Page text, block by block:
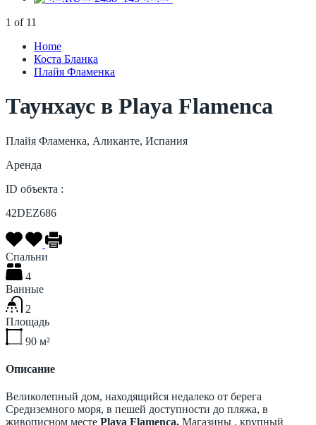
1 of 11
Home
Коста Бланка
Плайя Фламенка
Таунхаус в Playa Flamenca
Плайя Фламенка, Аликанте, Испания
Аренда
ID объекта :
42DEZ686
Спальни
4
Ванные
2
Площадь
90 м²
Описание
Великолепный дом, находящийся недалеко от берега
Средиземного моря, в пешей доступности до пляжа, в
живописном месте Playa Flamenca. Магазины , крупный